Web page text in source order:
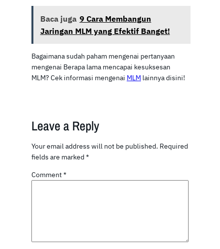
Baca juga 9 Cara Membangun
Jaringan MLM yang Efektif Banget!
Bagaimana sudah paham mengenai pertanyaan
mengenai Berapa lama mencapai kesuksesan
MLM? Cek informasi mengenai MLM lainnya disini!
Leave a Reply
Your email address will not be published. Required
fields are marked *
Comment*